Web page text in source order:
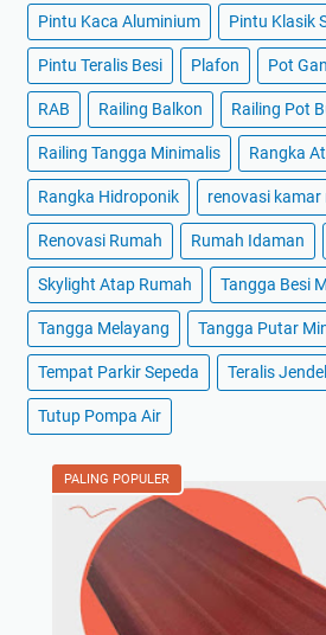
Pintu Kaca Aluminium Pintu Klasik
Pintu Teralis Besi Plafon Pot
RAB Railing Balkon Railing Pot
Railing Tangga Minimalis Rangka
Rangka Hidroponik renovasi kamar
Renovasi Rumah Rumah Idaman
Skylight Atap Rumah Tangga Besi
Tangga Melayang Tangga Putar
Tempat Parkir Sepeda Teralis
Tutup Pompa Air
PALING POPULER